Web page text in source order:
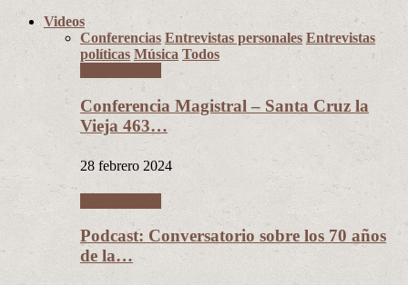
Videos
Conferencias Entrevistas personales Entrevistas
políticas Música Todos
Conferencia Magistral – Santa Cruz la
Vieja 463…
28 febrero 2024
Podcast: Conversatorio sobre los 70 años
de la…